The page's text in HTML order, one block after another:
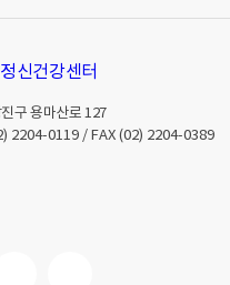
구 용마산로 127
2204-0119/ FAX (02) 2204-0389